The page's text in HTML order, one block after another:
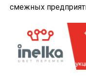
смежных